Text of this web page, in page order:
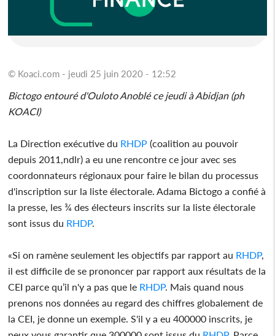
© Koaci.com - jeudi 25 juin 2020 - 12:52
Bictogo entouré d'Ouloto Anoblé ce jeudi à Abidjan (ph
KOACI)
La Direction exécutive du RHDP (coalition au pouvoir
depuis 2011,ndlr) a eu une rencontre ce jour avec ses
coordonnateurs régionaux pour faire le bilan du processus
d'inscription sur la liste électorale. Adama Bictogo a confié à
la presse, les ¾ des électeurs inscrits sur la liste électorale
sont issus du RHDP.
«Si on ramène seulement les objectifs par rapport au RHDP,
il est difficile de se prononcer par rapport aux résultats de la
CEI parce qu’il n'y a pas que le RHDP. Mais quand nous
prenons nos données au regard des chiffres globalement de
la CEI, je donne un exemple. S'il y a eu 400000 inscrits, je